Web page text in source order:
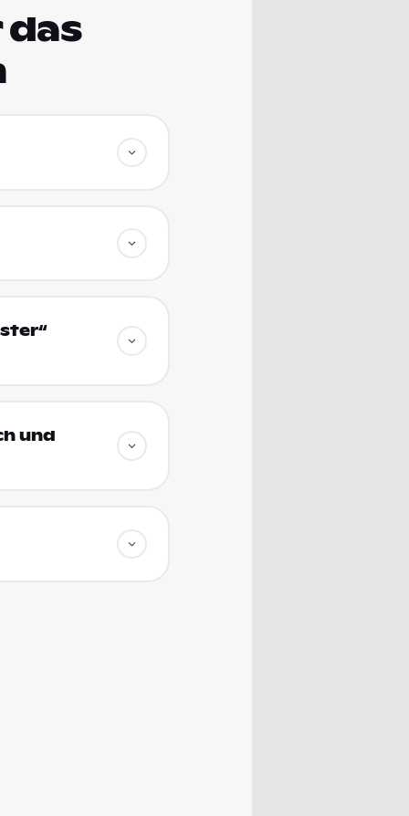
und